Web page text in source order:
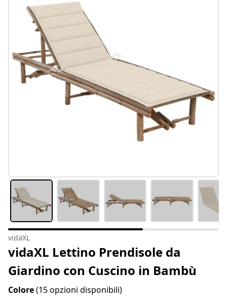
vidaXL
vidaXL Lettino Prendisole da
Giardino con Cuscino in Bambù
Colore(15 opzioni disponibili)